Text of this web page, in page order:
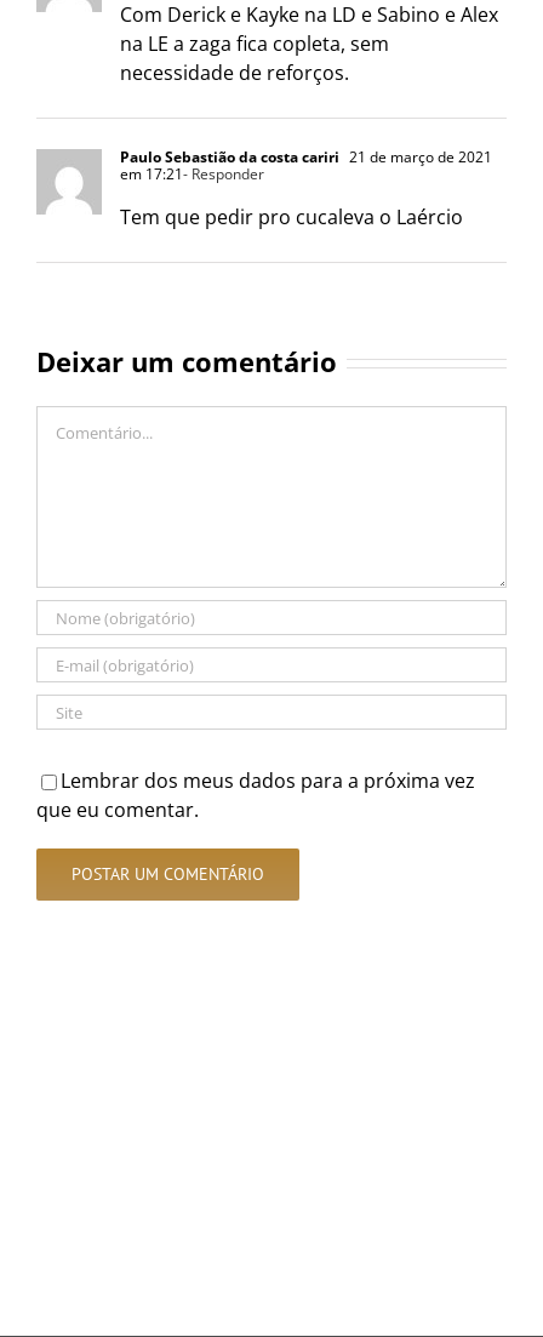
Com Derick e Kayke na LD e Sabino e Alex
na LE a zaga fica copleta, sem
necessidade de reforços.
Paulo Sebastião da costa cariri 21 de março de 2021
em 17:21- Responder
Tem que pedir pro cucaleva o Laércio
Deixar um comentário
Lembrar dos meus dados para a próxima vez
que eu comentar.